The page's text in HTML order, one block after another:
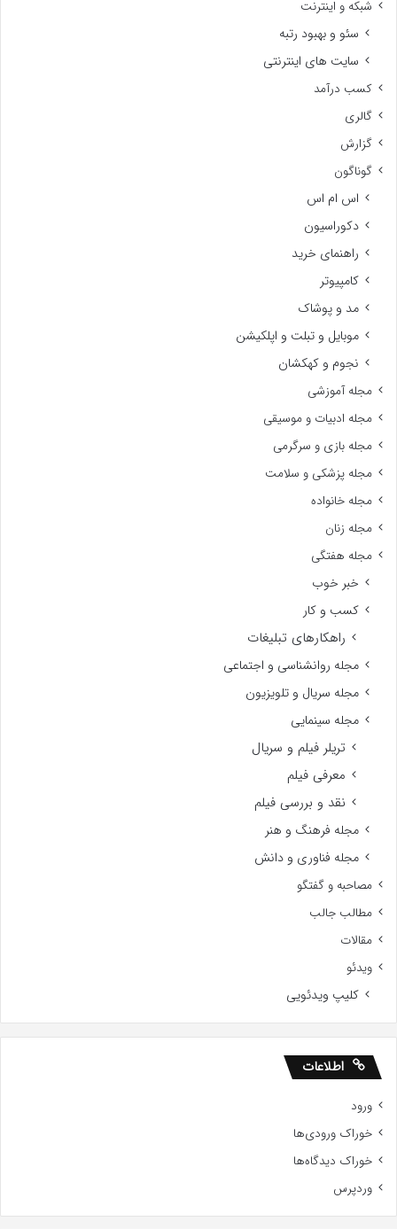
شبکه و اینترنت
سئو و بهبود رتبه
سایت های اینترنتی
کسب درآمد
گالری
گزارش
گوناگون
اس ام اس
دکوراسیون
راهنمای خرید
کامپیوتر
مد و پوشاک
موبایل و تبلت و اپلکیشن
نجوم و کهکشان
مجله آموزشی
مجله ادبیات و موسیقی
مجله بازی و سرگرمی
مجله پزشکی و سلامت
مجله خانواده
مجله زنان
مجله هفتگی
خبر خوب
کسب و کار
راهکارهای تبلیغات
مجله روانشناسی و اجتماعی
مجله سریال و تلویزیون
مجله سینمایی
تریلر فیلم و سریال
معرفی فیلم
نقد و بررسی فیلم
مجله فرهنگ و هنر
مجله فناوری و دانش
مصاحبه و گفتگو
مطالب جالب
مقالات
ویدئو
کلیپ ویدئویی
اطلاعات
ورود
خوراک ورودی‌ها
خوراک دیدگاه‌ها
وردپرس